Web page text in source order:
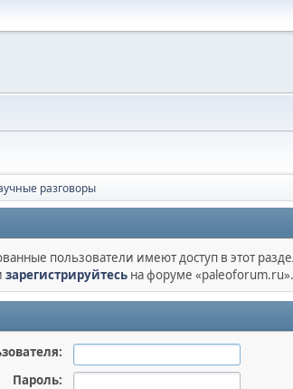
разговоры
пользователи имеют доступ в этот
зарегистрируйтесь на форуме «paleoforum.ru».
Пароль: